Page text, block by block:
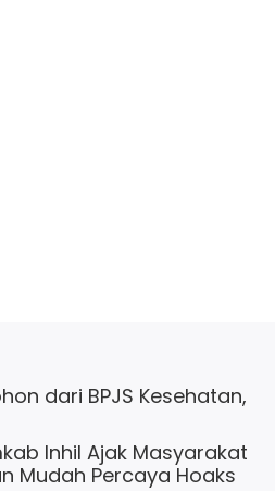
dari BPJS Kesehatan,
Inhil Ajak Masyarakat
Mudah Percaya Hoaks